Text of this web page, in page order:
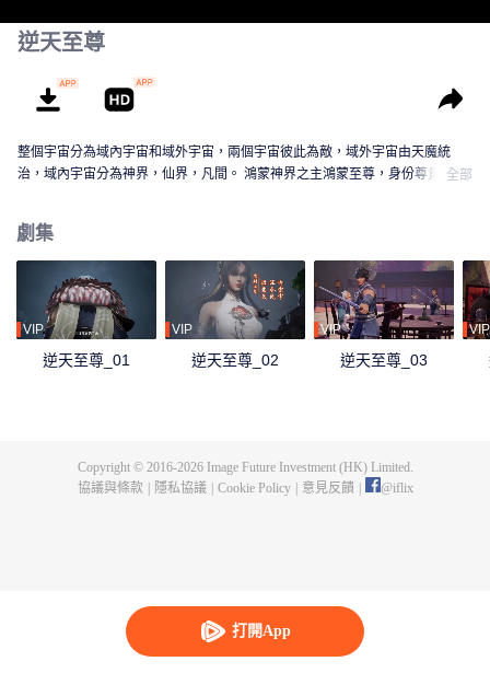
打開App
逆天至尊
整個宇宙分為域內宇宙和域外宇宙，兩個宇宙彼此為敵，域外宇宙由天魔統
治，域內宇宙分為神界，仙界，凡間。 鴻蒙神界之主鴻蒙至尊，身份尊貴，屬
宙入侵時，鴻蒙至尊被混沌至尊和始源至尊設計聯手殺害，並詛咒其萬世輪
迴。鴻蒙至尊親人手下被殺，家園被奪，理念被改，就連最疼愛的徒兒靈霞天
尊也背叛了他。而且在他萬世輪迴中被世世滅門，直到最後一世轉生到了譚雲
身上。 譚雲是望月鎮小貴族譚家的少爺，但鴻蒙至尊轉生之人需要受到生死刺
激才能覺醒。在婚禮中，譚雲撞見未婚妻與司徒家少爺偷情並被毆打，在將死
之時終於覺醒了鴻蒙至尊的記憶。 原先廢柴的譚雲憑藉著鴻蒙神胎，逆天改
命，擁有了神級的天賦，然後開始修煉前世的功法，快速提升修為。譚雲先是
也收穫了多位風姿卓絕的佳麗。
全部
劇集
VIP
逆天至尊_01
VIP
逆天至尊_02
VIP
逆天至尊_03
VIP
Copyright © 2016-2026Image Future Investment (HK) Limited.
協議與條款
隱私協議 Cookie Policy 意見反饋 @iflix